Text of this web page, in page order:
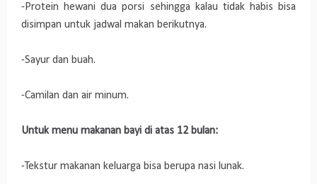
-Protein hewani dua porsi sehingga kalau tidak habis bisa
disimpan untuk jadwal makan berikutnya.
-Sayur dan buah.
-Camilan dan air minum.
Untuk menu makanan bayi di atas 12 bulan:
-Tekstur makanan keluarga bisa berupa nasi lunak.